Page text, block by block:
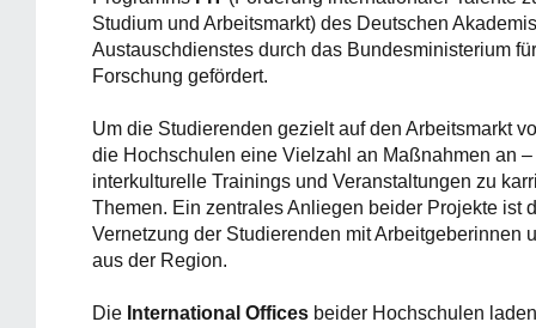
Studium und Arbeitsmarkt) des Deutschen
Austauschdienstes durch das Bundesministerium
Forschung gefördert.
Um die Studierenden gezielt auf den Arbeitsmarkt
die Hochschulen eine Vielzahl an Maßnahmen an
interkulturelle Trainings und Veranstaltungen zu
Themen. Ein zentrales Anliegen beider Projekte ist
Vernetzung der Studierenden mit Arbeitgeberinnen
aus der Region.
Die International Offices beider Hochschulen